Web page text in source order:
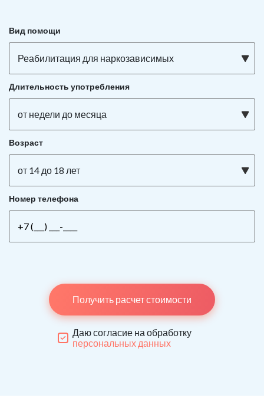
Вид помощи
Реабилитация для наркозависимых
Длительность употребления
от недели до месяца
Возраст
от 14 до 18 лет
Номер телефона
Получить расчет стоимости
Даю согласие на обработку
персональных данных